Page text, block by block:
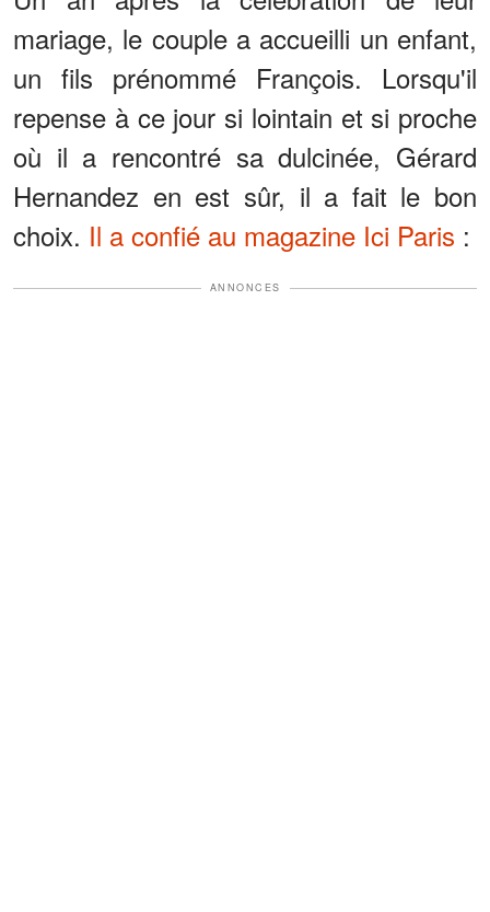
mariage, le couple a accueilli un enfant,
un fils prénommé François. Lorsqu'il
repense à ce jour si lointain et si proche
où il a rencontré sa dulcinée, Gérard
Hernandez en est sûr, il a fait le bon
choix. Il a confié au magazine Ici Paris :
ANNONCES